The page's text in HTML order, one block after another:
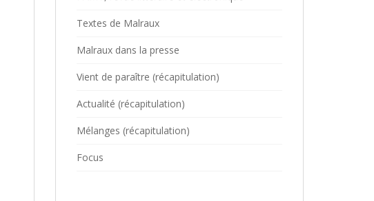
Textes de Malraux
Malraux dans la presse
Vient de paraître (récapitulation)
Actualité (récapitulation)
Mélanges (récapitulation)
Focus